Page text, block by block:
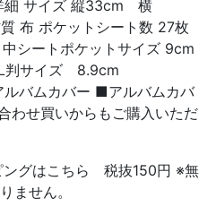
細 サイズ 縦33cm 横
布 ポケットシート数 27枚
シートポケットサイズ 9cm
判サイズ 8.9cm
バムカバー ■アルバムカバ
せ買いからもご購入いただ
グはこちら 税抜150円 ※無
ません。